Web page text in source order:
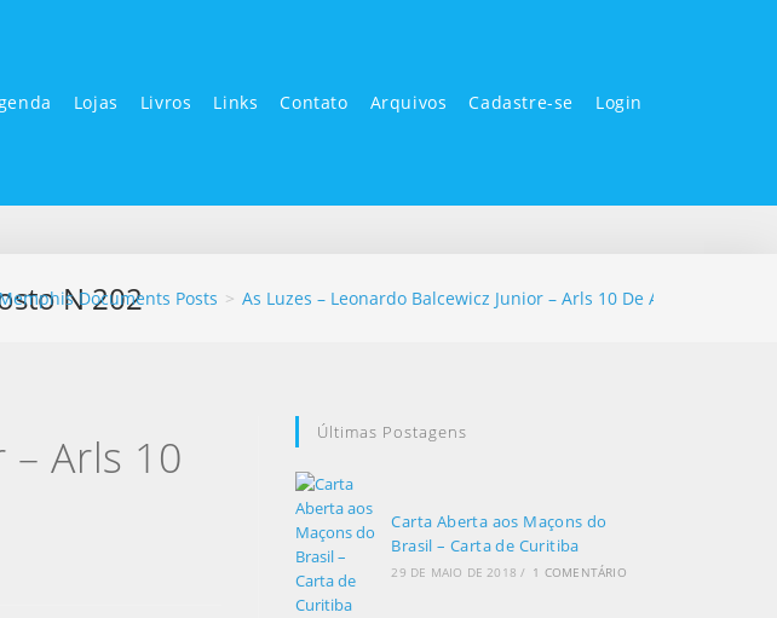
Lojas Livros Links Contato Arquivos Cadastre-se Login
N 202
Documents Posts > As Luzes – Leonardo Balcewicz Junior – Arls 10 De Agosto N 202
– Arls 10
Últimas Postagens
Carta Aberta aos Maçons do
Brasil – Carta de Curitiba
29 DE MAIO DE 2018 / 1 COMENTÁRIO